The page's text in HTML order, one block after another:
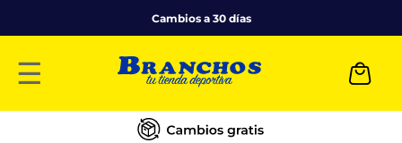
Cambios a 30 días
☰